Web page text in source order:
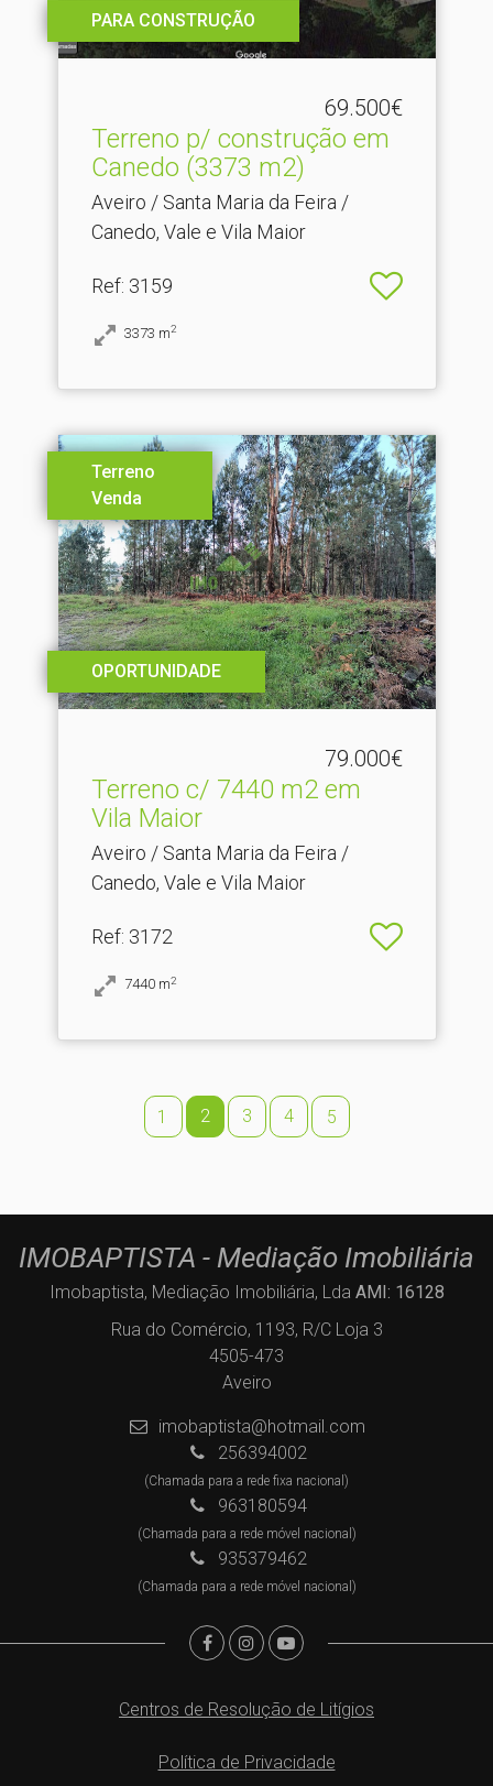
PARA CONSTRUÇÃO
69.500€
Terreno p/ construção em
Canedo (3373 m2)
Aveiro / Santa Maria da Feira /
Canedo, Vale e Vila Maior
Ref: 3159
3373 m2
Terreno
Venda
OPORTUNIDADE
79.000€
Terreno c/ 7440 m2 em
Vila Maior
Aveiro / Santa Maria da Feira /
Canedo, Vale e Vila Maior
Ref: 3172
7440 m2
1 2 3 4 5
IMOBAPTISTA - Mediação Imobiliária
Imobaptista, Mediação Imobiliária, Lda AMI: 16128
Rua do Comércio, 1193, R/C Loja 3
4505-473
Aveiro
imobaptista@hotmail.com
256394002
(Chamada para a rede fixa nacional)
963180594
(Chamada para a rede móvel nacional)
935379462
(Chamada para a rede móvel nacional)
Centros de Resolução de Litígios
Política de Privacidade